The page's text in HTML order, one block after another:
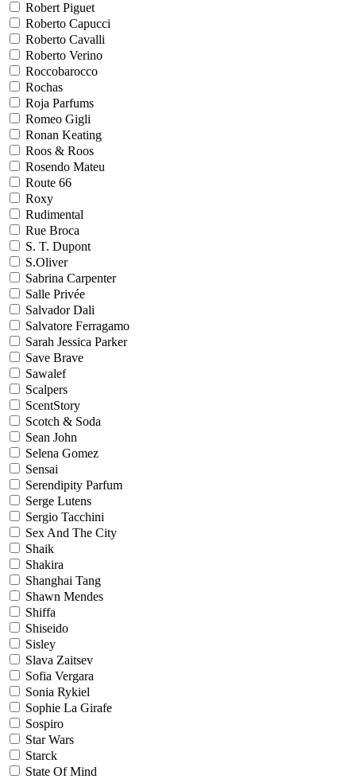
Robert Piguet
Roberto Capucci
Roberto Cavalli
Roberto Verino
Roccobarocco
Rochas
Roja Parfums
Romeo Gigli
Ronan Keating
Roos & Roos
Rosendo Mateu
Route 66
Roxy
Rudimental
Rue Broca
S. T. Dupont
S.Oliver
Sabrina Carpenter
Salle Privée
Salvador Dali
Salvatore Ferragamo
Sarah Jessica Parker
Save Brave
Sawalef
Scalpers
ScentStory
Scotch & Soda
Sean John
Selena Gomez
Sensai
Serendipity Parfum
Serge Lutens
Sergio Tacchini
Sex And The City
Shaik
Shakira
Shanghai Tang
Shawn Mendes
Shiffa
Shiseido
Sisley
Slava Zaitsev
Sofia Vergara
Sonia Rykiel
Sophie La Girafe
Sospiro
Star Wars
Starck
State Of Mind